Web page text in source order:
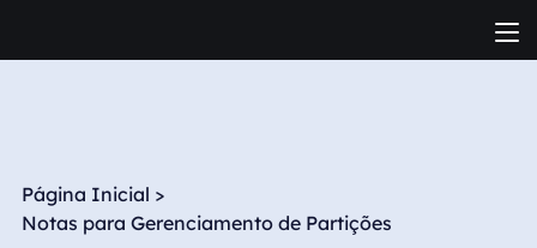
Página Inicial >
Notas para Gerenciamento de Partições